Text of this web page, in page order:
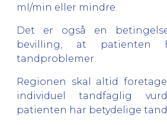
ml/min eller mindre.
Det er også en
bevilling, at patienten
tandproblemer.
Regionen skal altid
individuel tandfaglig
patienten har betydelige